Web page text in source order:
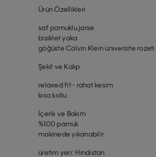
Ürün Özellikleri
saf pamuklu jarse
bisiklet yaka
göğüste Calvin Klein üniversite rozeti
Şekil ve Kalıp
relaxed fit - rahat kesim
kısa kollu
İçerik ve Bakım
%100 pamuk
makinede yıkanabilir
üretim yeri: Hindistan